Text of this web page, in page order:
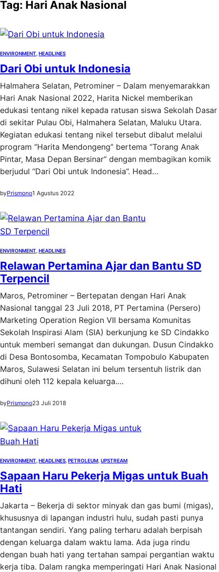
Tag: Hari Anak Nasional
ENVIRONMENT HEADLINES
Dari Obi untuk Indonesia
Halmahera Selatan, Petrominer – Dalam menyemarakkan
Hari Anak Nasional 2022, Harita Nickel memberikan
edukasi tentang nikel kepada ratusan siswa Sekolah Dasar
di sekitar Pulau Obi, Halmahera Selatan, Maluku Utara.
Kegiatan edukasi tentang nikel tersebut dibalut melalui
program “Harita Mendongeng” bertema “Torang Anak
Pintar, Masa Depan Bersinar“ dengan membagikan komik
berjudul “Dari Obi untuk Indonesia”. Head…
byPrismono1 Agustus 2022
ENVIRONMENT HEADLINES
Relawan Pertamina Ajar dan Bantu SD
Terpencil
Maros, Petrominer – Bertepatan dengan Hari Anak
Nasional tanggal 23 Juli 2018, PT Pertamina (Persero)
Marketing Operation Region VII bersama Komunitas
Sekolah Inspirasi Alam (SIA) berkunjung ke SD Cindakko
untuk memberi semangat dan dukungan. Dusun Cindakko
di Desa Bontosomba, Kecamatan Tompobulo Kabupaten
Maros, Sulawesi Selatan ini belum tersentuh listrik dan
dihuni oleh 112 kepala keluarga.…
byPrismono23 Juli 2018
ENVIRONMENT HEADLINES PETROLEUM UPSTREAM
Sapaan Haru Pekerja Migas untuk Buah
Hati
Jakarta – Bekerja di sektor minyak dan gas bumi (migas),
khususnya di lapangan industri hulu, sudah pasti punya
tantangan sendiri. Yang paling terharu adalah berpisah
dengan keluarga dalam waktu lama. Ada juga rindu
dengan buah hati yang tertahan sampai pergantian waktu
kerja tiba. Dalam rangka memperingati Hari Anak Nasional